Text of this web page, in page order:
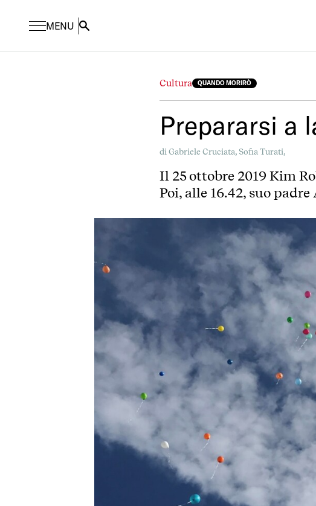
MENU Search
Cultura QUANDO MORIRÒ
Prepararsi a
di Gabriele Cruciata,Sofia Turati,
Il 25 ottobre 2019 Kim
Poi, alle 16.42, suo